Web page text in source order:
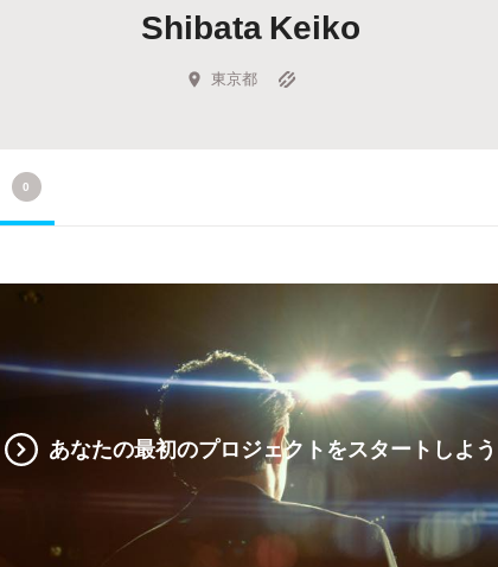
Feature
キュレーターから探す
Shibata Keiko
東京都
0
あなたの最初のプロジェクトをスタートしよう